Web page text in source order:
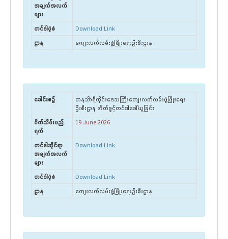
အချက်အလက်
များ
တင်ဒါပုံစံ
Download Link
ဌာန
ကျေးလက်လမ်းဖွံ့ဖြိုးရေးဦးစီးဌာန
ခေါင်းစဉ်
တနင်္သာရီတိုင်းဒေသကြီးကျေးလက်လမ်းဖွံ့ဖြိုးရေး
ဦးစီးဌာန အိတ်ဖွင့်တင်ဒါခေါ်ယူခြင်း
ပိတ်သိမ်းမည့်
ရက်
19 June 2026
တင်ဒါဆိုင်ရာ
အချက်အလက်
များ
Download Link
တင်ဒါပုံစံ
Download Link
ဌာန
ကျေးလက်လမ်းဖွံ့ဖြိုးရေးဦးစီးဌာန